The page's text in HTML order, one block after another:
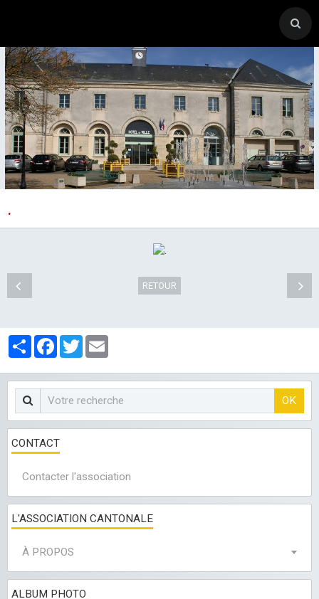
CANTON-ACTIVITES
AGENDA PAR ACTIVITE
LES CLUBS
.
RETOUR
PartagerFacebook
Twitter
OK
CONTACT
Contacter l'association
L'ASSOCIATION CANTONALE
À PROPOS
ALBUM PHOTO